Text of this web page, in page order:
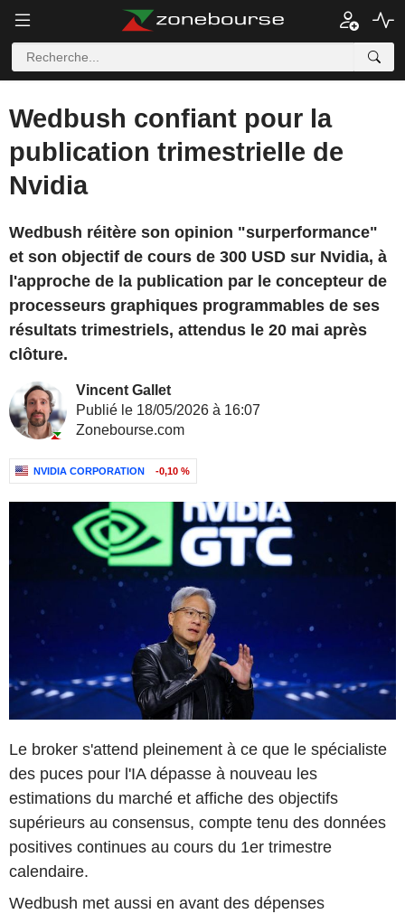
Wedbush confiant pour la
publication trimestrielle de
Nvidia
Wedbush réitère son opinion "surperformance"
et son objectif de cours de 300 USD sur Nvidia, à
l'approche de la publication par le concepteur de
processeurs graphiques programmables de ses
résultats trimestriels, attendus le 20 mai après
clôture.
Vincent Gallet
Publié le 18/05/2026 à 16:07
Zonebourse.com
NVIDIA CORPORATION -0,10 %
Le broker s'attend pleinement à ce que le spécialiste
des puces pour l'IA dépasse à nouveau les
estimations du marché et affiche des objectifs
supérieurs au consensus, compte tenu des données
positives continues au cours du 1er trimestre
calendaire.
Wedbush met aussi en avant des dépenses